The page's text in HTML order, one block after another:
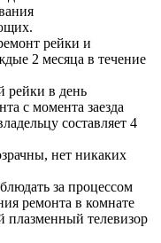
рейки и
2 месяца в течение
рейки в день
с момента заезда
составляет 4
нет никаких
за процессом
ремонта в комнате
плазменный телевизор